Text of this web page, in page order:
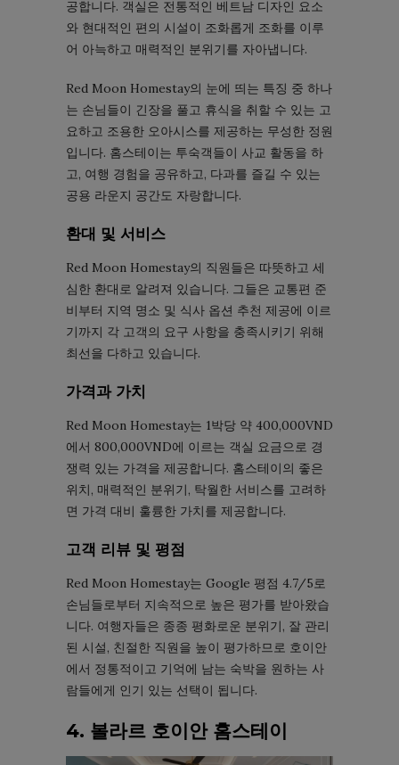
공합니다. 객실은 전통적인 베트남 디자인 요소
와 현대적인 편의 시설이 조화롭게 조화를 이루
어 아늑하고 매력적인 분위기를 자아냅니다.
Red Moon Homestay의 눈에 띄는 특징 중 하나
는 손님들이 긴장을 풀고 휴식을 취할 수 있는 고
요하고 조용한 오아시스를 제공하는 무성한 정원
입니다. 홈스테이는 투숙객들이 사교 활동을 하
고, 여행 경험을 공유하고, 다과를 즐길 수 있는
공용 라운지 공간도 자랑합니다.
환대 및 서비스
Red Moon Homestay의 직원들은 따뜻하고 세
심한 환대로 알려져 있습니다. 그들은 교통편 준
비부터 지역 명소 및 식사 옵션 추천 제공에 이르
기까지 각 고객의 요구 사항을 충족시키기 위해
최선을 다하고 있습니다.
가격과 가치
Red Moon Homestay는 1박당 약 400,000VND
에서 800,000VND에 이르는 객실 요금으로 경
쟁력 있는 가격을 제공합니다. 홈스테이의 좋은
위치, 매력적인 분위기, 탁월한 서비스를 고려하
면 가격 대비 훌륭한 가치를 제공합니다.
고객 리뷰 및 평점
Red Moon Homestay는 Google 평점 4.7/5로
손님들로부터 지속적으로 높은 평가를 받아왔습
니다. 여행자들은 종종 평화로운 분위기, 잘 관리
된 시설, 친절한 직원을 높이 평가하므로 호이안
에서 정통적이고 기억에 남는 숙박을 원하는 사
람들에게 인기 있는 선택이 됩니다.
4. 볼라르 호이안 홈스테이